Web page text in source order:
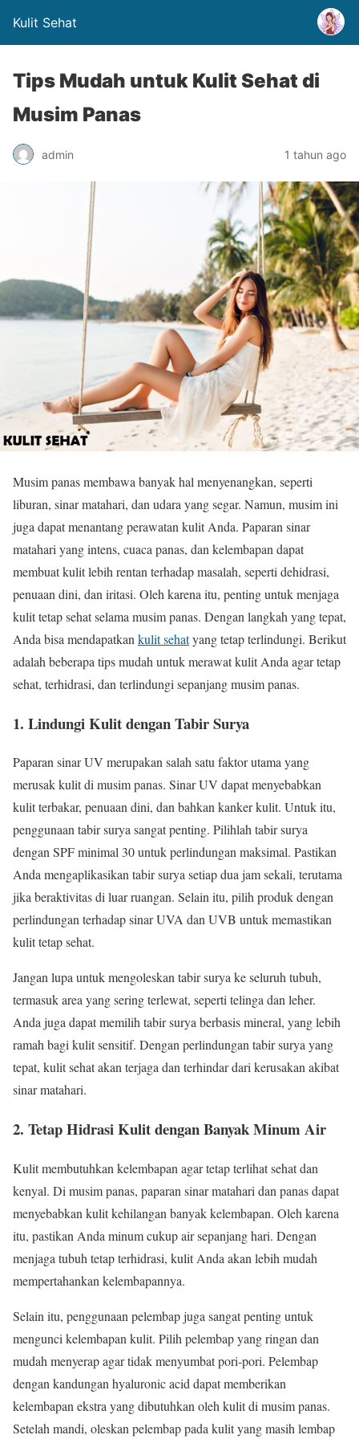
Kulit Sehat
Tips Mudah untuk Kulit Sehat di
Musim Panas
admin 1 tahun ago
Musim panas membawa banyak hal menyenangkan, seperti
liburan, sinar matahari, dan udara yang segar. Namun, musim ini
juga dapat menantang perawatan kulit Anda. Paparan sinar
matahari yang intens, cuaca panas, dan kelembapan dapat
membuat kulit lebih rentan terhadap masalah, seperti dehidrasi,
penuaan dini, dan iritasi. Oleh karena itu, penting untuk menjaga
kulit tetap sehat selama musim panas. Dengan langkah yang tepat,
Anda bisa mendapatkan kulit sehatyang tetap terlindungi. Berikut
adalah beberapa tips mudah untuk merawat kulit Anda agar tetap
sehat, terhidrasi, dan terlindungi sepanjang musim panas.
1. Lindungi Kulit dengan Tabir Surya
Paparan sinar UV merupakan salah satu faktor utama yang
merusak kulit di musim panas. Sinar UV dapat menyebabkan
kulit terbakar, penuaan dini, dan bahkan kanker kulit. Untuk itu,
penggunaan tabir surya sangat penting. Pilihlah tabir surya
dengan SPF minimal 30 untuk perlindungan maksimal. Pastikan
Anda mengaplikasikan tabir surya setiap dua jam sekali, terutama
jika beraktivitas di luar ruangan. Selain itu, pilih produk dengan
perlindungan terhadap sinar UVA dan UVB untuk memastikan
kulit tetap sehat.
Jangan lupa untuk mengoleskan tabir surya ke seluruh tubuh,
termasuk area yang sering terlewat, seperti telinga dan leher.
Anda juga dapat memilih tabir surya berbasis mineral, yang lebih
ramah bagi kulit sensitif. Dengan perlindungan tabir surya yang
tepat, kulit sehat akan terjaga dan terhindar dari kerusakan akibat
sinar matahari.
2. Tetap Hidrasi Kulit dengan Banyak Minum Air
Kulit membutuhkan kelembapan agar tetap terlihat sehat dan
kenyal. Di musim panas, paparan sinar matahari dan panas dapat
menyebabkan kulit kehilangan banyak kelembapan. Oleh karena
itu, pastikan Anda minum cukup air sepanjang hari. Dengan
menjaga tubuh tetap terhidrasi, kulit Anda akan lebih mudah
mempertahankan kelembapannya.
Selain itu, penggunaan pelembap juga sangat penting untuk
mengunci kelembapan kulit. Pilih pelembap yang ringan dan
mudah menyerap agar tidak menyumbat pori-pori. Pelembap
dengan kandungan hyaluronic acid dapat memberikan
kelembapan ekstra yang dibutuhkan oleh kulit di musim panas.
Setelah mandi, oleskan pelembap pada kulit yang masih lembap